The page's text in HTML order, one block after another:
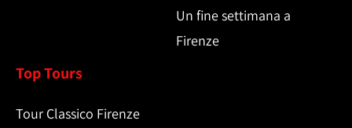
Un fine settimana a
Firenze
Top Tours
Tour Classico Firenze